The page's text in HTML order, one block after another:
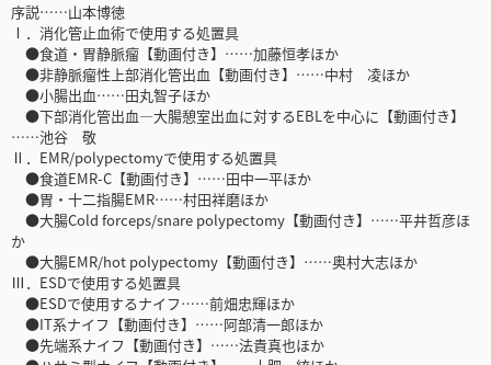
序説……山本博徳
Ⅰ．消化管止血術で使用する処置具
●食道・胃静脈瘤【動画付き】……加藤恒孝ほか
●非静脈瘤性上部消化管出血【動画付き】……中村 凌ほか
●小腸出血……田丸智子ほか
●下部消化管出血―大腸憩室出血に対するEBLを中心に【動画付き】
……池谷 敬
Ⅱ．EMR/polypectomyで使用する処置具
●食道EMR-C【動画付き】……田中一平ほか
●胃・十二指腸EMR……村田祥磨ほか
●大腸Cold forceps/snare polypectomy【動画付き】……平井哲彦ほ
か
●大腸EMR/hot polypectomy【動画付き】……奥村大志ほか
Ⅲ．ESDで使用する処置具
●ESDで使用するナイフ……前畑忠輝ほか
●IT系ナイフ【動画付き】……阿部清一郎ほか
●先端系ナイフ【動画付き】……法貴真也ほか